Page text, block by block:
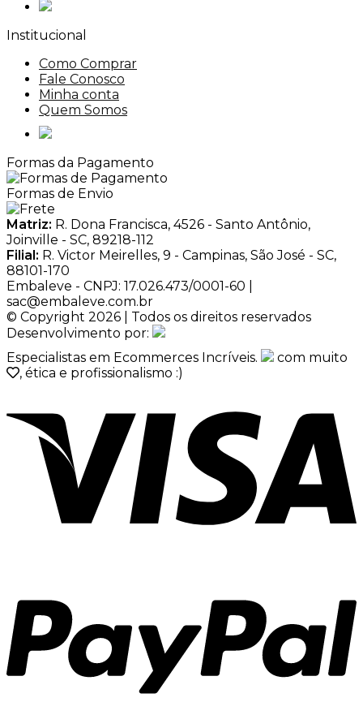
Institucional
Como Comprar
Fale Conosco
Minha conta
Quem Somos
Formas da Pagamento
Formas de Envio
Matriz: R. Dona Francisca, 4526 - Santo Antônio,
Joinville - SC, 89218-112
Filial: R. Victor Meirelles, 9 - Campinas, São José - SC,
88101-170
Embaleve - CNPJ: 17.026.473/0001-60 |
sac@embaleve.com.br
© Copyright 2026 | Todos os direitos reservados
Desenvolvimento por:
Especialistas em Ecommerces Incríveis.
com muito
, ética e profissionalismo :)